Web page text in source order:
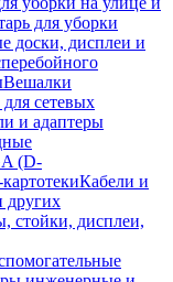
для уборки
доски, дисплеи и
Вешалки
сетевых
и адаптеры
(D-
Кабели и
других
стойки, дисплеи,